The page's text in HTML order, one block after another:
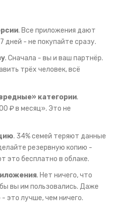
. Все приложения дают
дней - не покупайте сразу.
. Сначала - вы и ваш партнёр.
трёх человек, всё
категории.
₽ в месяц». Это не
. 34% семей теряют данные
резервную копию -
это бесплатно в облаке.
. Нет ничего, что
вы им пользовались. Даже
это лучше, чем ничего.